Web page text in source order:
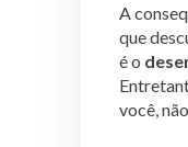
A
que
é o
você,